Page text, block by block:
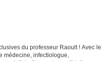
du professeur Raoult ! Avec le
médecine, infectiologue,